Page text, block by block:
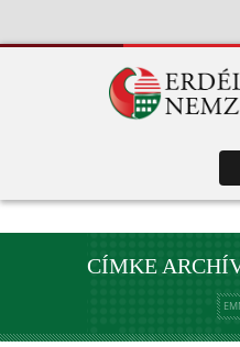
CÍMKE